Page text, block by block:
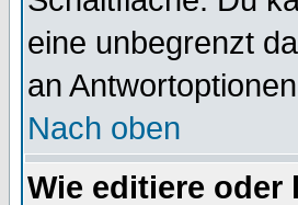
eine unbegrenzt
an
Nach oben
Wie editiere oder